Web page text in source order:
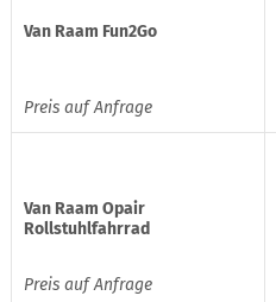
Van Raam Fun2Go
Preis auf Anfrage
Van Raam Opair
Rollstuhlfahrrad
Preis auf Anfrage